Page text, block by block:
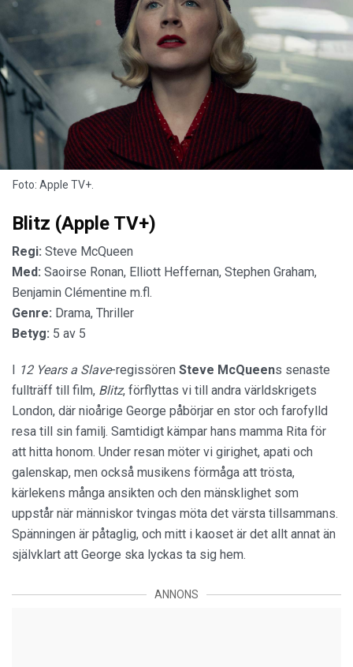
Foto: Apple TV+.
Blitz (Apple TV+)
Regi: Steve McQueen
Med: Saoirse Ronan, Elliott Heffernan, Stephen Graham,
Benjamin Clémentine m.fl.
Genre: Drama, Thriller
Betyg: 5 av 5
12 Years a Slave-regissören Steve McQueens senaste
fullträff till film, Blitz, förflyttas vi till andra världskrigets
London, där nioårige George påbörjar en stor och farofylld
resa till sin familj. Samtidigt kämpar hans mamma Rita för
att hitta honom. Under resan möter vi girighet, apati och
galenskap, men också musikens förmåga att trösta,
kärlekens många ansikten och den mänsklighet som
uppstår när människor tvingas möta det värsta tillsammans.
Spänningen är påtaglig, och mitt i kaoset är det allt annat än
självklart att George ska lyckas ta sig hem.
ANNONS